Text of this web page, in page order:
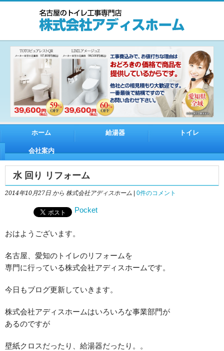
ホーム 給湯器 トイレ
会社案内
水 回り リフォーム
2014年10月27日 から 株式会社アディスホーム 0件のコメント
Pocket
おはようございます。
名古屋、愛知のトイレのリフォームを
専門に行っている株式会社アディスホームです。
今日もブログ更新していきます。
株式会社アディスホームはいろいろな事業部門が
あるのですが
壁紙クロスだったり、給湯器だったり。。